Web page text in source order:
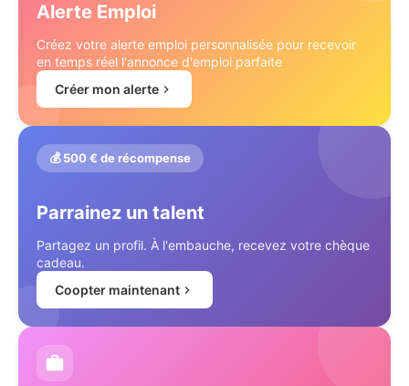
Alerte Emploi
Créez votre alerte emploi personnalisée pour recevoir
en temps réel l'annonce d'emploi parfaite
Créer mon alerte
💰 500 € de récompense
Parrainez un talent
Partagez un profil. À l'embauche, recevez votre chèque
cadeau.
Coopter maintenant